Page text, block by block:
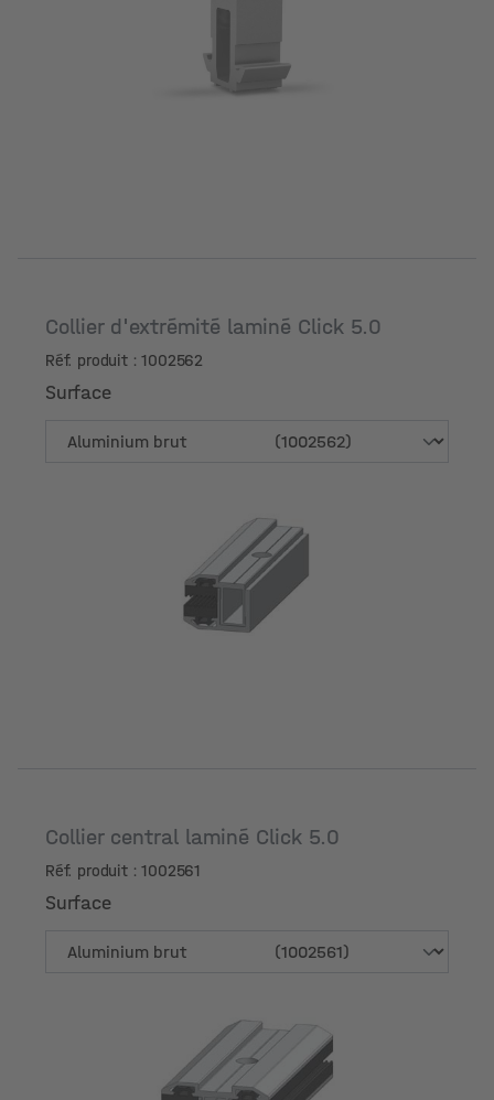
Collier d'extrémité laminé Click 5.0
Réf. produit : 1002562
Surface
Collier central laminé Click 5.0
Réf. produit : 1002561
Surface